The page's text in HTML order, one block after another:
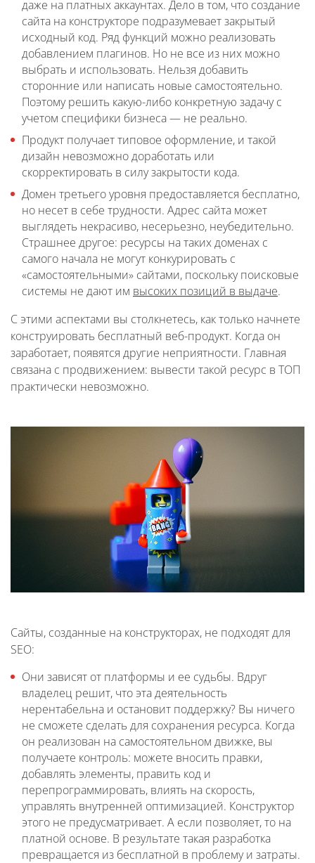
даже на платных аккаунтах. Дело в том, что создание
сайта на конструкторе подразумевает закрытый
исходный код. Ряд функций можно реализовать
добавлением плагинов. Но не все из них можно
выбрать и использовать. Нельзя добавить
сторонние или написать новые самостоятельно.
Поэтому решить какую-либо конкретную задачу с
учетом специфики бизнеса — не реально.
Продукт получает типовое оформление, и такой
дизайн невозможно доработать или
скорректировать в силу закрытости кода.
Домен третьего уровня предоставляется бесплатно,
но несет в себе трудности. Адрес сайта может
выглядеть некрасиво, несерьезно, неубедительно.
Страшнее другое: ресурсы на таких доменах с
самого начала не могут конкурировать с
«самостоятельными» сайтами, поскольку поисковые
системы не дают им высоких позиций в выдаче.
С этими аспектами вы столкнетесь, как только начнете
конструировать бесплатный веб-продукт. Когда он
заработает, появятся другие неприятности. Главная
связана с продвижением: вывести такой ресурс в ТОП
практически невозможно.
Сайты, созданные на конструкторах, не подходят для
SEO:
Они зависят от платформы и ее судьбы. Вдруг
владелец решит, что эта деятельность
нерентабельна и остановит поддержку? Вы ничего
не сможете сделать для сохранения ресурса. Когда
он реализован на самостоятельном движке, вы
получаете контроль: можете вносить правки,
добавлять элементы, править код и
перепрограммировать, влиять на скорость,
управлять внутренней оптимизацией. Конструктор
этого не предусматривает. А если позволяет, то на
платной основе. В результате такая разработка
превращается из бесплатной в проблему и затраты.